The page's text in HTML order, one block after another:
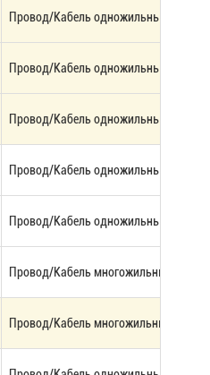
Провод/Кабель одножильный
Провод/Кабель одножильный
Провод/Кабель одножильный, медь
Провод/Кабель одножильный, LSOH,
Провод/Кабель одножильный
Провод/Кабель многожильный
Провод/Кабель многожильный